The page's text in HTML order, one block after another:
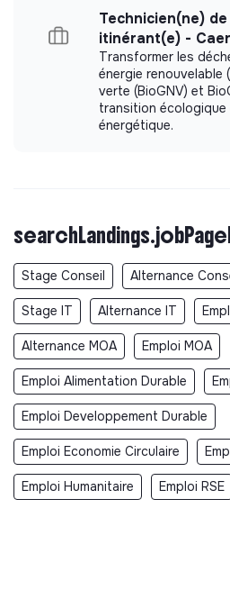
internationales.
Participer au développement
l’identification des futurs
Participer activement à la
des missions dont il a la
Assurer la mise à niveau de
définition des évolutions.
Participer à la vie de la
d’Information :
Participation aux réunions
d’équipe et de département,
transversaux.
Collaboration avec les autres
l’amélioration continue des
ainsi qu’avec la gouvernance
cas échéant, assurer le
Responsable IT terrain.
Technicien(ne)
itinérant(e) -
Transformer les
énergie renouvelable
verte (BioGNV) et
transition
énergétique.
Stage Conseil Alternance
Stage IT Alternance IT
Alternance MOA Emploi MOA
Emploi Alimentation Durable
Emploi Developpement Durable
Emploi Economie Circulaire
Emploi Humanitaire Emploi RSE